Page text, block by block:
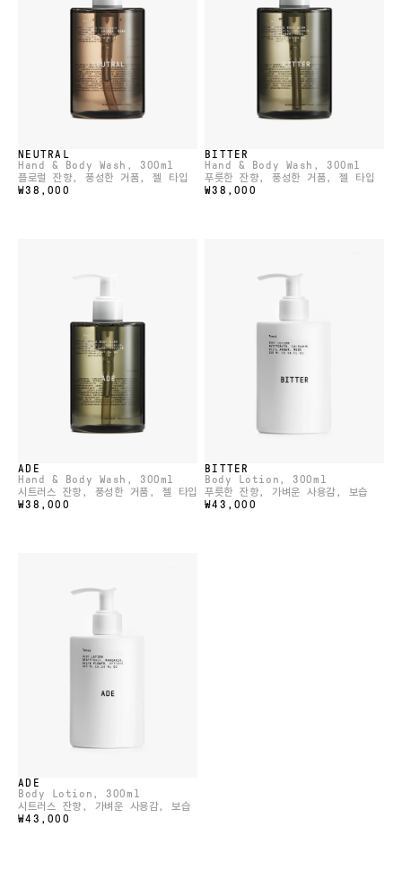
NEUTRAL
Hand & Body Wash , 300ml
플로럴 잔향, 풍성한 거품, 젤 타입
₩38,000
BITTER
Hand & Body Wash , 300ml
푸릇한 잔향, 풍성한 거품, 젤 타입
₩38,000
ADE
Hand & Body Wash , 300ml
시트러스 잔향, 풍성한 거품, 젤 타입
₩38,000
BITTER
Body Lotion , 300ml
푸릇한 잔향, 가벼운 사용감, 보습
₩43,000
ADE
Body Lotion , 300ml
시트러스 잔향, 가벼운 사용감, 보습
₩43,000